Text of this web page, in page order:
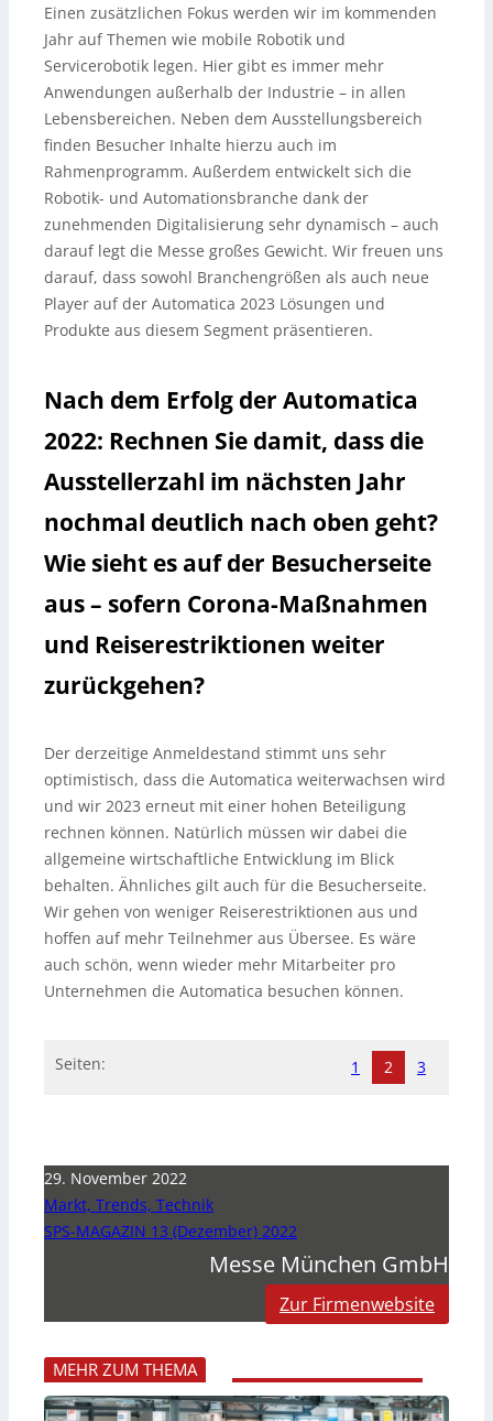
Einen zusätzlichen Fokus werden wir im kommenden
Jahr auf Themen wie mobile Robotik und
Servicerobotik legen. Hier gibt es immer mehr
Anwendungen außerhalb der Industrie – in allen
Lebensbereichen. Neben dem Ausstellungsbereich
finden Besucher Inhalte hierzu auch im
Rahmenprogramm. Außerdem entwickelt sich die
Robotik- und Automationsbranche dank der
zunehmenden Digitalisierung sehr dynamisch – auch
darauf legt die Messe großes Gewicht. Wir freuen uns
darauf, dass sowohl Branchengrößen als auch neue
Player auf der Automatica 2023 Lösungen und
Produkte aus diesem Segment präsentieren.
Nach dem Erfolg der Automatica
2022: Rechnen Sie damit, dass die
Ausstellerzahl im nächsten Jahr
nochmal deutlich nach oben geht?
Wie sieht es auf der Besucherseite
aus – sofern Corona-Maßnahmen
und Reiserestriktionen weiter
zurückgehen?
Der derzeitige Anmeldestand stimmt uns sehr
optimistisch, dass die Automatica weiterwachsen wird
und wir 2023 erneut mit einer hohen Beteiligung
rechnen können. Natürlich müssen wir dabei die
allgemeine wirtschaftliche Entwicklung im Blick
behalten. Ähnliches gilt auch für die Besucherseite.
Wir gehen von weniger Reiserestriktionen aus und
hoffen auf mehr Teilnehmer aus Übersee. Es wäre
auch schön, wenn wieder mehr Mitarbeiter pro
Unternehmen die Automatica besuchen können.
Seiten: 1 2 3
29. November 2022
Markt, Trends, Technik
SPS-MAGAZIN 13 (Dezember) 2022
Messe München GmbH
Zur Firmenwebsite
MEHR ZUM THEMA